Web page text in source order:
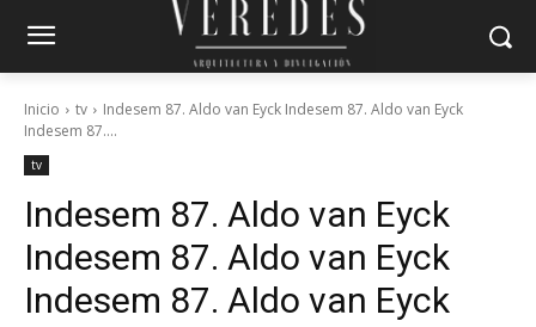
Inicio tv
Indesem 87. Aldo van Eyck Indesem 87. Aldo van Eyck
Indesem 87....
tv
Indesem 87. Aldo van Eyck
Indesem 87. Aldo van Eyck
Indesem 87. Aldo van Eyck